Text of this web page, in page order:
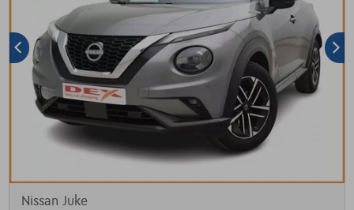
Nissan Juke